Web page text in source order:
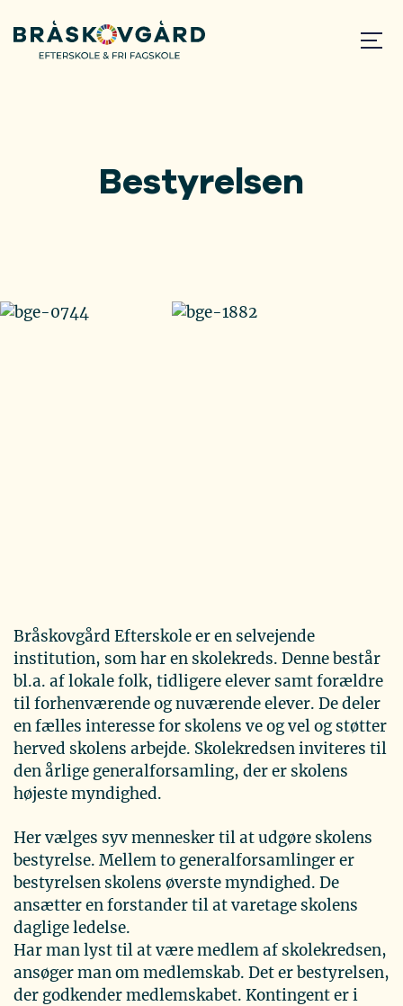
Bestyrelsen
Bråskovgård Efterskole er en selvejende
institution, som har en skolekreds. Denne består
bl.a. af lokale folk, tidligere elever samt forældre
til forhenværende og nuværende elever. De deler
en fælles interesse for skolens ve og vel og støtter
herved skolens arbejde. Skolekredsen inviteres til
den årlige generalforsamling, der er skolens
højeste myndighed.
Her vælges syv mennesker til at udgøre skolens
bestyrelse. Mellem to generalforsamlinger er
bestyrelsen skolens øverste myndighed. De
ansætter en forstander til at varetage skolens
daglige ledelse.
Har man lyst til at være medlem af skolekredsen,
ansøger man om medlemskab. Det er bestyrelsen,
der godkender medlemskabet. Kontingent er i